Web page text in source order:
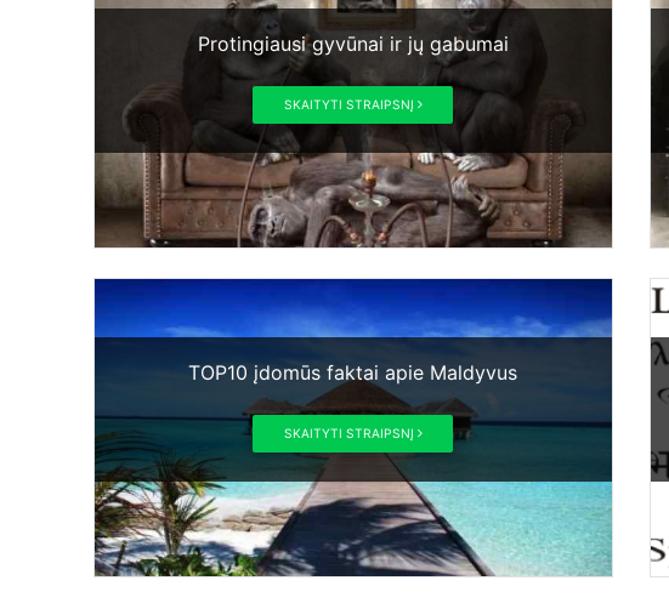
Protingiausi gyvūnai ir jų gabumai
SKAITYTI STRAIPSNĮ
TOP10 įdomūs faktai apie Maldyvus
SKAITYTI STRAIPSNĮ